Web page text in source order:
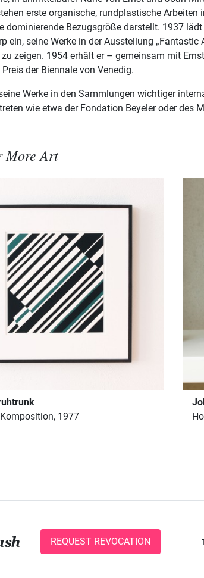
erste organische, rundplastische Arbeiten
dominierende Bezugsgröße darstellt. 1937
ein, seine Werke in der Ausstellung „Fantastic
zu zeigen. 1954 erhält er – gemeinsam mit
der Biennale von Venedig.
Werke in den Sammlungen wichtiger
wie etwa der Fondation Beyeler oder des
More Art
1977
REQUEST REVOCATION